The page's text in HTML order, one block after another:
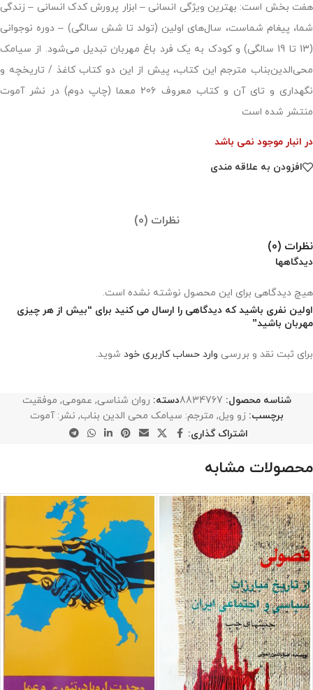
هفت بخش است: بهترین ویژگی انسانی – ابزار پرورش کدک انسانی – زندگی
شما، پیغام شماست، سال‌های اولین (تولد تا شش سالگی) – دوره نوجوانی
(13 تا 19 سالگی) و کودک به یک فرد باغ مهربان تبدیل می‌شود. از سیامک
محی‌الدین‌بناب مترجم این کتاب، پیش از این دو کتاب کاغذ / تاریخچه و
نگهداری و تای آن و کتاب معروف 206 معما (چاپ دوم) در نشر آموت
منتشر شده است
در انبار موجود نمی باشد
افزودن به علاقه مندی
نظرات (0)
نظرات (0)
دیدگاهها
هیچ دیدگاهی برای این محصول نوشته نشده است.
اولین نفری باشید که دیدگاهی را ارسال می کنید برای “بیش از هر چیزی
مهربان باشید”
برای ثبت نقد و بررسی وارد حساب کاربری خود شوید.
شناسه محصول: 8834767دسته: روان شناسی, عمومی, موفقیت
برچسب: زو ویل, مترجم: سیامک محی الدین بناب, نشر: آموت
اشتراک گذاری:
محصولات مشابه